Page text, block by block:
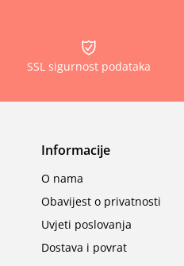
SSL sigurnost podataka
Informacije
O nama
Obavijest o privatnosti
Uvjeti poslovanja
Dostava i povrat